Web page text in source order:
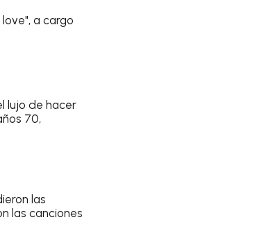
a cargo
lujo de hacer
70,
las
las canciones